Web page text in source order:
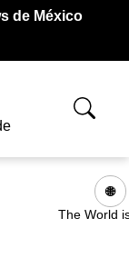
de México
🌐
The World